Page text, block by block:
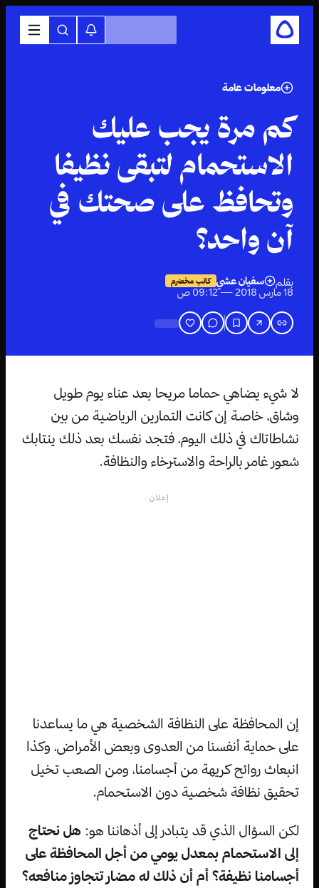
معلومات عامة
كم مرة يجب عليك
الاستحمام لتبقى نظيفا
وتحافظ على صحتك في
آن واحد؟
بقلم سفيان عشي كاتب مخضرم
18 مارس 2018 — 09:12 ص
لا شيء يضاهي حماما مريحا بعد عناء يوم طويل
وشاق، خاصة إن كانت التمارين الرياضية من بين
نشاطاتاك في ذلك اليوم، فتجد نفسك بعد ذلك ينتابك
شعور غامر بالراحة والاسترخاء والنظافة.
إعلان
إن المحافظة على النظافة الشخصية هي ما يساعدنا
على حماية أنفسنا من العدوى وبعض الأمراض، وكذا
انبعاث روائح كريهة من أجسامنا، ومن الصعب تخيل
تحقيق نظافة شخصية دون الاستحمام.
لكن السؤال الذي قد يتبادر إلى أذهاننا هو: هل نحتاج
إلى الاستحمام بمعدل يومي من أجل المحافظة على
أجسامنا نظيفة؟ أم أن ذلك له مضار تتجاوز منافعه؟